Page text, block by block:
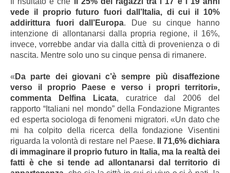
vede il proprio futuro fuori dall’Italia, di cui il 10%
addirittura fuori dall’Europa. Due su cinque hanno
intenzione di allontanarsi dalla propria regione, il 16%,
invece, vorrebbe andar via dalla città di provenienza o di
nascita. Mentre solo uno su cinque pensa di rimanere.
« Da parte dei giovani c’è sempre più disaffezione
verso il proprio Paese e verso i propri territori»,
commenta Delfina Licata, curatrice dal 2006 del
rapporto “Italiani nel mondo” della Fondazione Migrantes
ed esperta sociologa di fenomeni migratori. «Un dato che
mi ha colpito della ricerca della fondazione Visentini
riguarda la volontà di restare nel Paese.
Il 71,6% dichiara
di immaginare il proprio futuro in Italia, ma la realtà dei
fatti è che si tende ad allontanarsi dal territorio di